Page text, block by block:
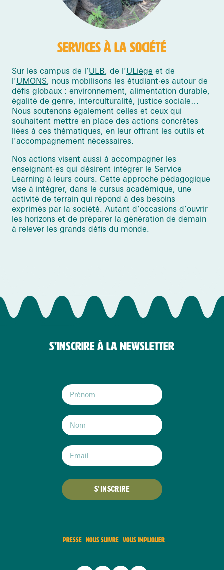
SERVICES À LA SOCIÉTÉ
Sur les campus de l’ULB, de l’ULiège et de
l’UMONS, nous mobilisons les étudiant·es autour de
défis globaux : environnement, alimentation durable,
égalité de genre, interculturalité, justice sociale…
Nous soutenons également celles et ceux qui
souhaitent mettre en place des actions concrètes
liées à ces thématiques, en leur offrant les outils et
l’accompagnement nécessaires.
Nos actions visent aussi à accompagner les
enseignant·es qui désirent intégrer le Service
Learning à leurs cours. Cette approche pédagogique
vise à intégrer, dans le cursus académique, une
activité de terrain qui répond à des besoins
exprimés par la société. Autant d’occasions d’ouvrir
les horizons et de préparer la génération de demain
à relever les grands défis du monde.
S'INSCRIRE À LA NEWSLETTER
S'INSCRIRE
PRESSE NOUS SUIVRE VOUS IMPLIQUER